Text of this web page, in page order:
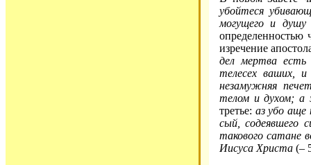
убойтеся
могущего и
определенностью
изречение
дел мертва есть
телесех ваших,
незамужняя
телом и духом; а
третье: аз убо
сый, содеявшего
такового сатане
Иисуса Христа (–